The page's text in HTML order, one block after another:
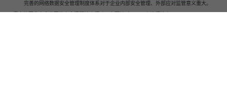
完善的网络数据安全管理制度体系对于企业内部安全管理、外部应对监管意义重大。